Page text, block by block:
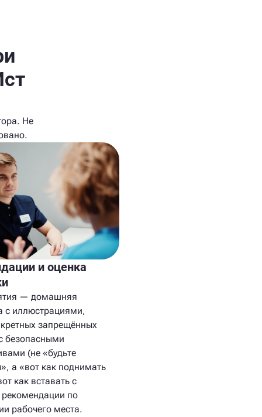
Не
и оценка
— домашняя
с иллюстрациями,
запрещённых
безопасными
(не «будьте
а «вот как поднимать
как вставать с
рекомендации по
рабочего места.